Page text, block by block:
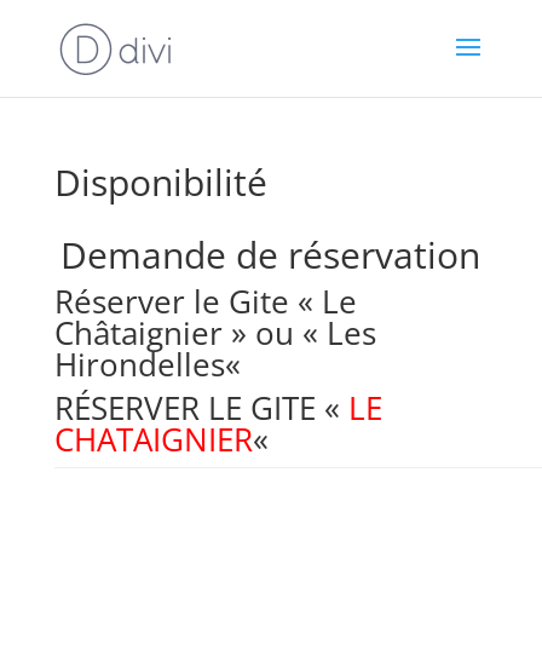
Disponibilité
Demande de réservation
Réserver le Gite « Le
Châtaignier» ou « Les
Hirondelles«
RÉSERVER LE GITE « LE
CHATAIGNIER«